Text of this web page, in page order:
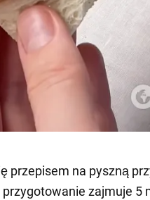
przepisem na pyszną
zajmuje 5